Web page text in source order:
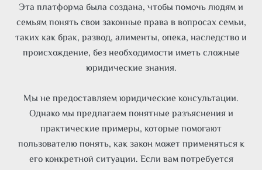
Эта платформа была создана, чтобы помочь людям и
семьям понять свои законные права в вопросах семьи,
таких как брак, развод, алименты, опека, наследство и
происхождение, без необходимости иметь сложные
юридические знания.
Мы не предоставляем юридические консультации.
Однако мы предлагаем понятные разъяснения и
практические примеры, которые помогают
пользователю понять, как закон может применяться к
его конкретной ситуации. Если вам потребуется